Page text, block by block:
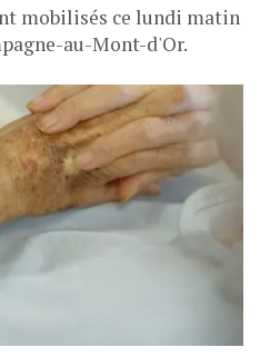
mobilisés ce lundi matin
au-Mont-d'Or.